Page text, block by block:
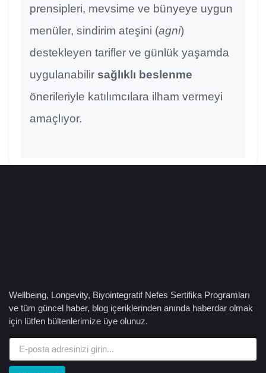
prensipleri, mevsime ve bünyeye uygun
menüler, sindirim ateşini (agni)
destekleyen tarifler ve günlük yaşamda
uygulanabilir sağlıklı beslenme
önerileriyle katılımcılara ilham vermeyi
amaçlıyor.
Wellbeing, Longevity, Biyointegratif Nefes Sertifika Programları
ve tüm güncel haber, blog içeriklerinden anında haberdar olmak
için lütfen bültenlerimize üye olunuz.